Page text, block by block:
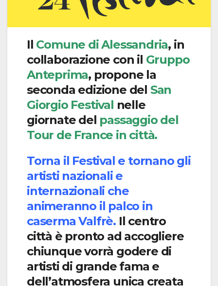
Il Comune di Alessandria, in
collaborazione con il Gruppo
Anteprima, propone la
seconda edizione del San
Giorgio Festival nelle
giornate del passaggio del
Tour de France in città.
Torna il Festival e tornano gli
artisti nazionali e
internazionali che
animeranno il palco in
caserma Valfrè. Il centro
città è pronto ad accogliere
chiunque vorrà godere di
artisti di grande fama e
dell’atmosfera unica creata